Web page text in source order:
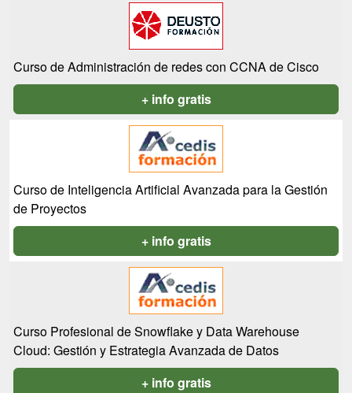
Curso de Administración de redes con CCNA de Cisco
+ info gratis
Curso de Inteligencia Artificial Avanzada para la Gestión
de Proyectos
+ info gratis
Curso Profesional de Snowflake y Data Warehouse
Cloud: Gestión y Estrategia Avanzada de Datos
+ info gratis